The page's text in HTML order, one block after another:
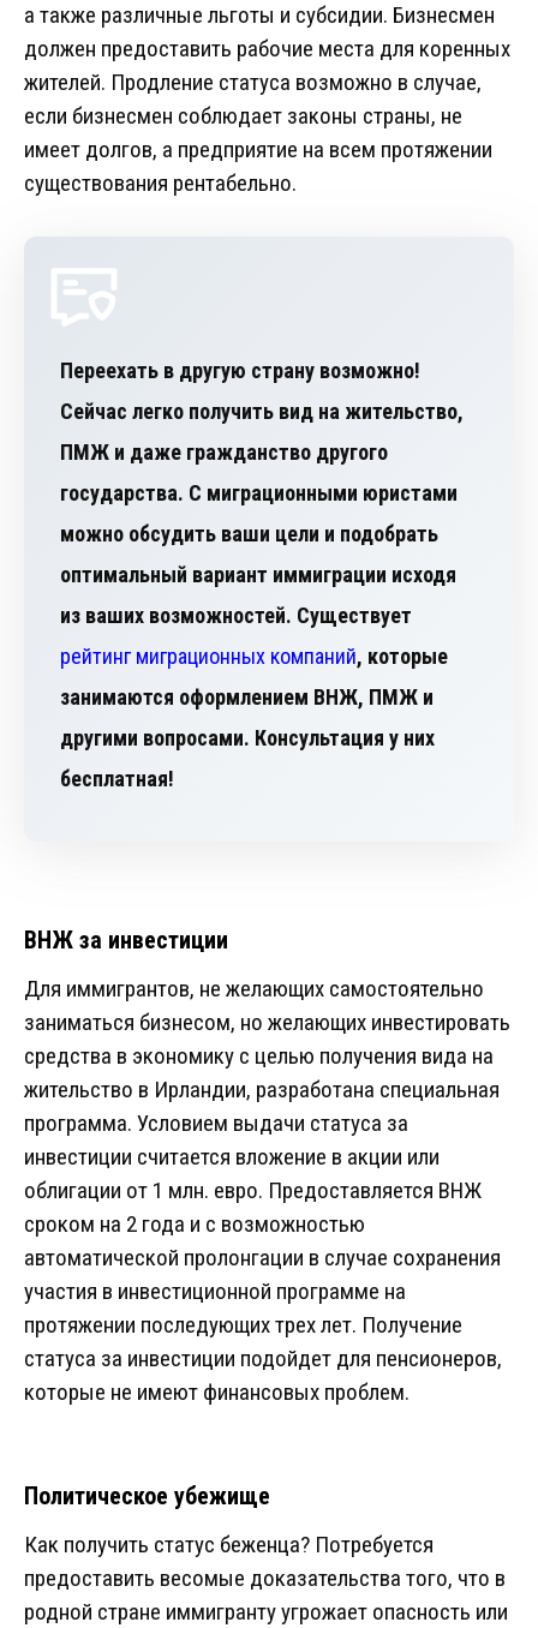
а также различные льготы и субсидии. Бизнесмен
должен предоставить рабочие места для коренных
жителей. Продление статуса возможно в случае,
если бизнесмен соблюдает законы страны, не
имеет долгов, а предприятие на всем протяжении
существования рентабельно.
Переехать в другую страну возможно!
Сейчас легко получить вид на жительство,
ПМЖ и даже гражданство другого
государства. С миграционными юристами
можно обсудить ваши цели и подобрать
оптимальный вариант иммиграции исходя
из ваших возможностей. Существует
рейтинг миграционных компаний, которые
занимаются оформлением ВНЖ, ПМЖ и
другими вопросами. Консультация у них
бесплатная!
ВНЖ за инвестиции
Для иммигрантов, не желающих самостоятельно
заниматься бизнесом, но желающих инвестировать
средства в экономику с целью получения вида на
жительство в Ирландии, разработана специальная
программа. Условием выдачи статуса за
инвестиции считается вложение в акции или
облигации от 1 млн. евро. Предоставляется ВНЖ
сроком на 2 года и с возможностью
автоматической пролонгации в случае сохранения
участия в инвестиционной программе на
протяжении последующих трех лет. Получение
статуса за инвестиции подойдет для пенсионеров,
которые не имеют финансовых проблем.
Политическое убежище
Как получить статус беженца? Потребуется
предоставить весомые доказательства того, что в
родной стране иммигранту угрожает опасность или